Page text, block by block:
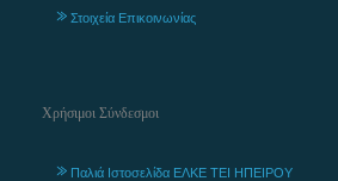
Στοιχεία Επικοινωνίας
Χρήσιμοι Σύνδεσμοι
Παλιά Ιστοσελίδα ΕΛΚΕ ΤΕΙ ΗΠΕΙΡΟΥ